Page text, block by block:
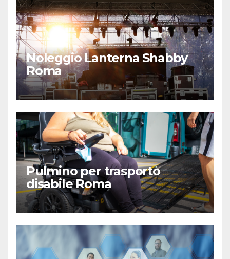
Noleggio Lanterna Shabby
Roma
Pulmino per trasporto
disabile Roma